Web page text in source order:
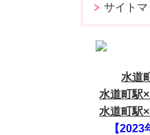
サイト
水道
水道町駅
水道町駅
【2023